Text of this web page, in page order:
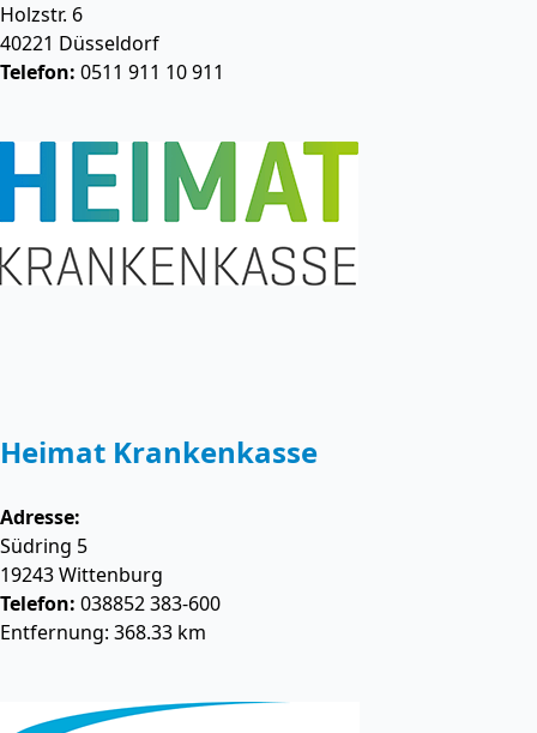
Holzstr. 6
40221 Düsseldorf
Telefon: 0511 911 10 911
Heimat Krankenkasse
Adresse:
Südring 5
19243Wittenburg
Telefon: 038852 383-600
Entfernung: 368.33 km